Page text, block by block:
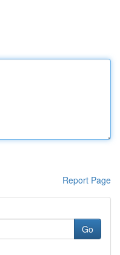
Report Page
Go